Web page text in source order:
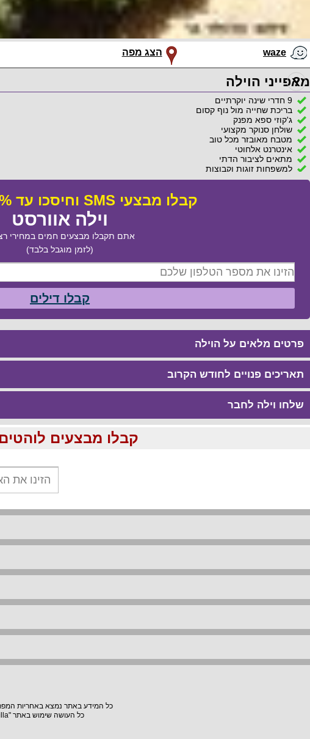
waze הצג מפה
?
מאפייני הוילה
9 חדרי שינה יוקרתיים
בריכת שחייה מול נוף קסום
ג'קוזי ספא מפנק
שולחן סנוקר מקצועי
מטבח מאובזר מכל טוב
אינטרנט אלחוטי
מתאים לציבור הדתי
למשפחות זוגות וקבוצות
קבלו מבצעי SMS וחיסכו עד 50% בהזמנת:
וילה אוורסט
אתם תקבלו מבצעים חמים במחירי
(לזמן מוגבל בלבד)
קבלו דילים
פרטים מלאים על הוילה
תאריכים פנויים לחודש הקרוב
שלחו וילה לחבר
קבלו מבצעים לוהטים ומוזלים עד 70% הנחה
כל המידע באתר נמצא באחריות
כל העושה שימוש באתר "VillaVilla" אחראי למעשיו, האתר לא יהיה אחראי לתוצאות ובנוסף כל הכתוב בו הוא בגדר המלצה.